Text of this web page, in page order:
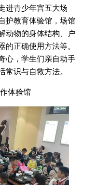
进青少年宫五大场
护教育体验馆，场馆
动物的身体结构、户
的正确使用方法等。
心，学生们亲自动手
常识与自救方法。
体验馆